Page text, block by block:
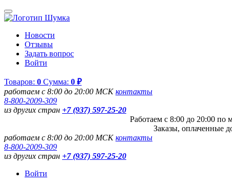
Новости
Отзывы
Задать вопрос
Войти
Товаров: 0 Сумма: 0 ₽
работаем с 8:00 до 20:00 МСКконтакты
8-800-2009-309
из других стран +7 (937) 597-25-20
Работаем с 8:00 до 20:00 по
Заказы, оплаченные
работаем с 8:00 до 20:00 МСКконтакты
8-800-2009-309
из других стран +7 (937) 597-25-20
Войти